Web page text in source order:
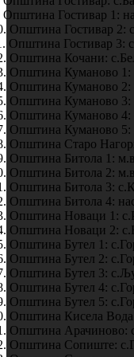
Општина Гостивар 1:
Општина Гостивар 2:
Општина Гостивар 3:
Општина Кочани:
Општина Куманово 1:
Општина Куманово 2:
Општина Куманово 3:
Општина Куманово
Општина Куманово 5:
Општина Старо
Општина Битола 1:
Општина Битола 2:
Општина Битола 3:
Општина Битола 4:
Општина Новаци 1:
Општина Новаци 2:
Општина Бутел 1:
Општина Бутел 2:
Општина Бутел 3:
Општина Бутел 4:
Општина Бутел 5:
Општина Кисела
Општина Арачиново:
Општина Сопиште: